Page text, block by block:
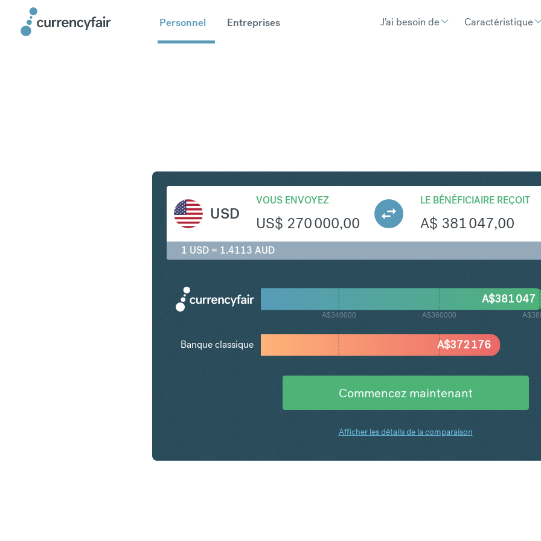
Personnel Entreprises J'ai besoin de Caractéristique
USD
VOUS ENVOYEZ
US$ 270 000,00
LE BÉNÉFICIAIRE REÇOIT
A$ 381 047,00
1 USD = 1.4113 AUD
A$340000 A$360000
A$372 176
A$381 047
Banque classique
Commencez maintenant
Afficher les détails de la comparaison